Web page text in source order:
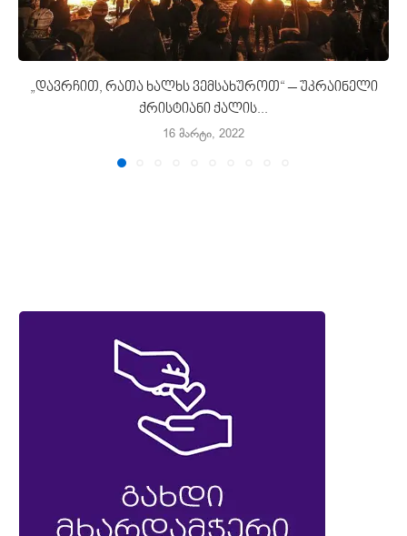
„დავრჩით, რათა ხალხს ვემსახუროთ“ – უკრაინელი
ქრისტიანი ქალის...
16 მარტი, 2022